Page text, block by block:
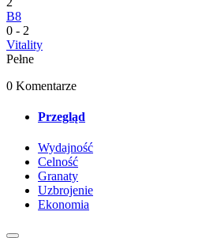
B8
0 - 2
Vitality
Pełne
0 Komentarze
Przegląd
Wydajność
Celność
Granaty
Uzbrojenie
Ekonomia